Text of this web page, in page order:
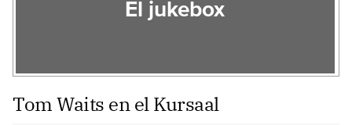
El jukebox
Tom Waits en el Kursaal